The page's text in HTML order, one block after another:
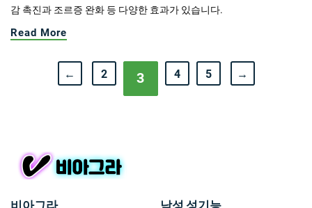
감 촉진과 조르증 완화 등 다양한 효과가 있습니다.
Read More
← 2 3 4 5 →
비아그라 남성 성기능